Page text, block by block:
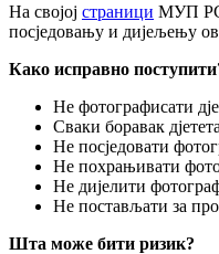
На својој страници МУП РС
посједовању и дијељењу
Како исправно
Не фотографисати
Сваки боравак
Не посједовати
Не похрањивати
Не дијелити
Не постављати за
Шта може бити ризик?